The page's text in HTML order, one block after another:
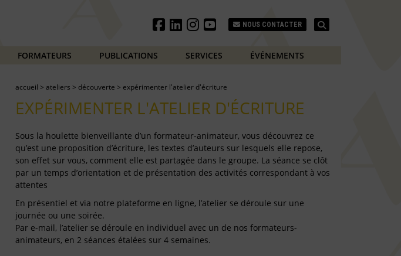
NOUS CONTACTER
FORMATEURS PUBLICATIONS SERVICES ÉVÉNEMENTS
accueil > ateliers > découverte > expérimenter l'atelier d'écriture
EXPÉRIMENTER L'ATELIER D'ÉCRITURE
Sous la houlette bienveillante d’un formateur-animateur, vous découvrez ce
qu’est une proposition d’écriture, les textes d’auteurs sur lesquels elle repose,
son effet sur vous, comment elle est partagée dans le groupe. La séance se clôt
par un temps d’orientation et de présentation des activités correspondant à vos
attentes
En présentiel et via notre plateforme en ligne, l’atelier se déroule sur une
journée ou une soirée.
Par e-mail, l’atelier se déroule en individuel avec un de nos formateurs-
animateurs, en 2 séances étalées sur 4 semaines.